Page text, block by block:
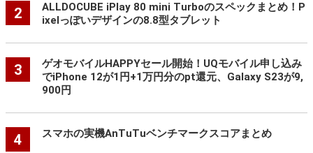
2
ALLDOCUBE iPlay 80 mini Turboのスペックまとめ！P
ixelっぽいデザインの8.8型タブレット
3
ゲオモバイルHAPPYセール開始！UQモバイル申し込み
でiPhone 12が1円+1万円分のpt還元、Galaxy S23が9,
900円
4 スマホの実機AnTuTuベンチマークスコアまとめ